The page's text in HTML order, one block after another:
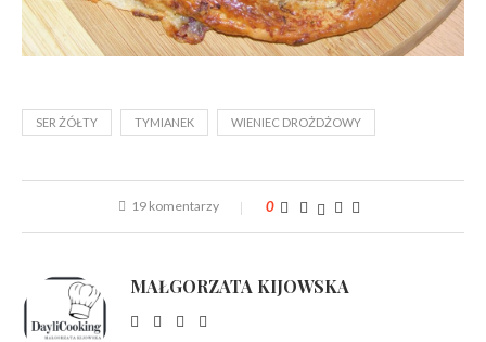
SER ŻÓŁTY TYMIANEK WIENIEC DROŻDŻOWY
19 komentarzy 0
MAŁGORZATA KIJOWSKA